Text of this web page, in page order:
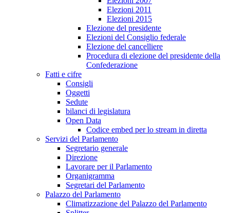
Elezioni 2011
Elezioni 2015
Elezione del presidente
Elezioni del Consiglio federale
Elezione del cancelliere
Procedura di elezione del presidente della
Confederazione
Fatti e cifre
Consigli
Oggetti
Sedute
bilanci di legislatura
Open Data
Codice embed per lo stream in diretta
Servizi del Parlamento
Segretario generale
Direzione
Lavorare per il Parlamento
Organigramma
Segretari del Parlamento
Palazzo del Parlamento
Climatizzazione del Palazzo del Parlamento